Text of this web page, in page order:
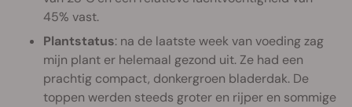
45% vast.
Plantstatus: na de laatste week van voeding zag
mijn plant er helemaal gezond uit. Ze had een
prachtig compact, donkergroen bladerdak. De
toppen werden steeds groter en rijper en sommige